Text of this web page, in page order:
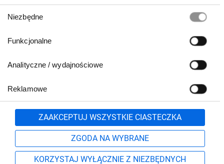
zgody
Niezbędne
Funkcjonalne
Analityczne / wydajnościowe
Reklamowe
ZAAKCEPTUJ WSZYSTKIE CIASTECZKA
ZGODA NA WYBRANE
KORZYSTAJ WYŁĄCZNIE Z NIEZBĘDNYCH
801 500 700 lub
71 37 61 600
Formularz kontaktowy